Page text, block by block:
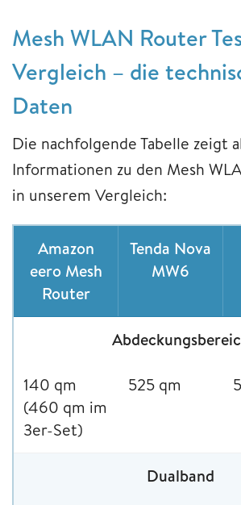
Mesh WLAN Router
Vergleich – die
Daten
Die nachfolgende Tabelle zeigt
Informationen zu den Mesh
in unserem Vergleich:
Amazon
eero Mesh
Router
Tenda Nova
MW6
140 qm
(460 qm im
3er-Set)
525 qm
Dualband